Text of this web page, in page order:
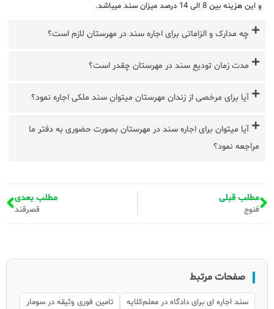
و این هزینه بین 8 الی 14 درصد میزان سند میباشد.
چه مدارک و الزاماتی برای اجاره سند در مهرستان لازم است؟
مدت زمان تودیع سند در مهرستان چقدر است؟
آیا برای مرخصی از زندان مهرستان میتوان سند ملکی اجاره نمود؟
آیا میتوان برای اجاره سند در مهرستان بصورت حضوری به دفتر ما
مراجعه نمود؟
مطلب قبلی
فنوج
مطلب بعدی
قصرقند
صفحات مرتبط
سند اجاره ای برای دادگاه در معلم‌کلایه
تامین فوری وثیقه در سومار